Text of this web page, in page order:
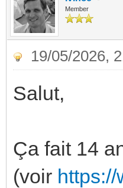
Member
19/05/2026,
Salut,
Ça fait 14
(voir